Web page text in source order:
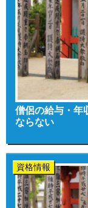
僧侶の給与・年
ならない
資格情報